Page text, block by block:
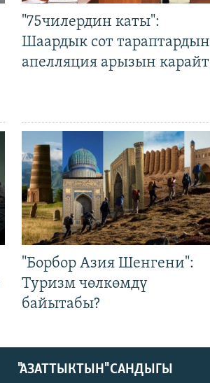
"75чилердин каты":
Шаардык сот тараптардын
апелляция арызын карайт
"Борбор Азия Шенгени":
Туризм чөлкөмдү
байытабы?
"АЗАТТЫКТЫН" САНДЫГЫ